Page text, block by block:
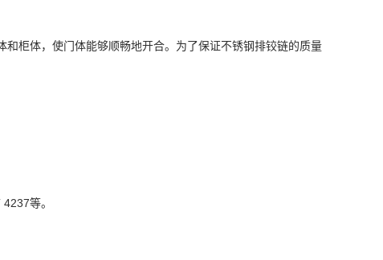
柜体，使门体能够顺畅地开合。为了保证不锈钢排铰链的质量
等。